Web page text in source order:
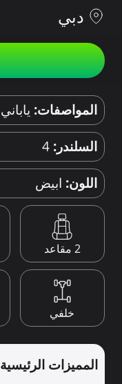
دبي
المواصفات: ياباني
السلندر: 4
اللون: ابيض
2 مقاعد
خلفي
المميزات الرئيسية